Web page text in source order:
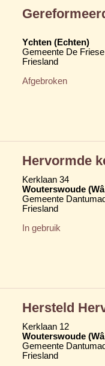
Ychten (Echten)
Gemeente De
Friesland
Afgebroken
Hervormde
Kerklaan 34
Wouterswoude
Gemeente
Friesland
In gebruik
Hersteld
Kerklaan 12
Wouterswoude
Gemeente
Friesland